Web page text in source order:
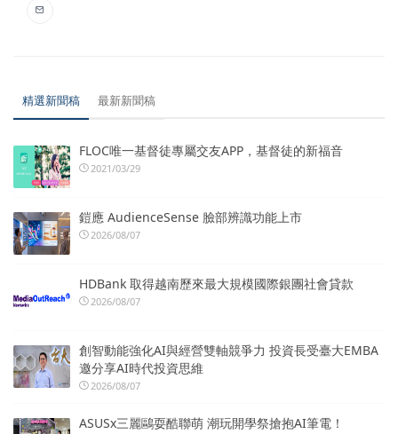
精選新聞稿 最新新聞稿
FLOC唯一基督徒專屬交友APP，基督徒的新福音
2021/03/29
鎧應 AudienceSense 臉部辨識功能上市
2026/08/07
HDBank 取得越南歷來最大規模國際銀團社會貸款
2026/08/07
創智動能強化AI與經營雙軸競爭力 投資長受臺大EMBA
邀分享AI時代投資思維
2026/08/07
ASUSx三麗鷗耍酷聯萌 潮玩開學祭搶抱AI筆電！